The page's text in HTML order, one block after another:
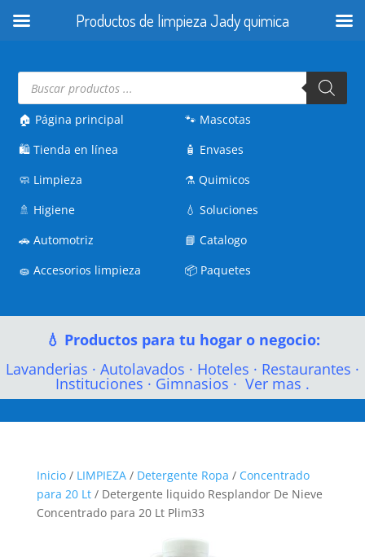
Búsqueda
productos
🏠 Página principal
🛍️Tienda en línea
🧼 Limpieza
🚿 Higiene
🚗Automotriz
🧽Accesorios limpieza
🐾 Mascotas
🧴 Envases
⚗️Quimicos
💧Soluciones
📘Catalogo
📦 Paquetes
💧 Productos para tu hogar o negocio:
Lavanderias · Autolavados · Hoteles · Restaurantes ·
Instituciones · Gimnasios · Ver mas .
Inicio/ LIMPIEZA/ Detergente Ropa / Concentrado
para 20 Lt/ Detergente liquido Resplandor De Nieve
Concentrado para 20 Lt Plim33
Productos de limpieza Jady quimica